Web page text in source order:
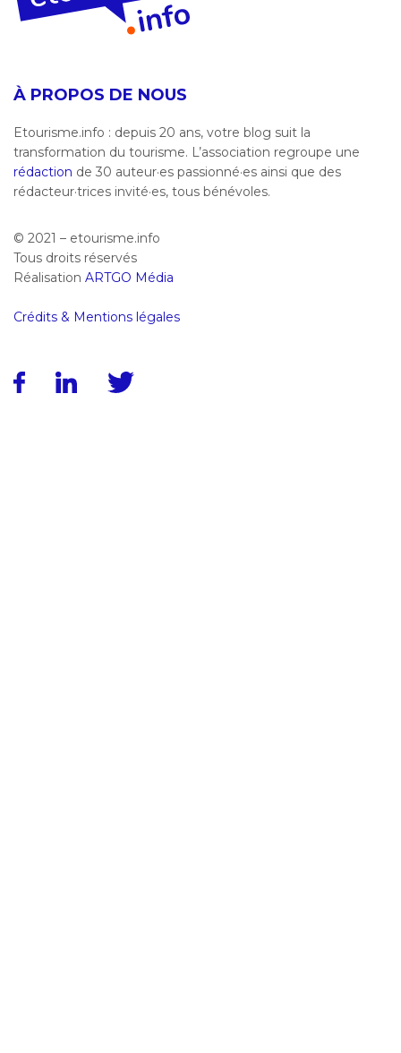
À PROPOS DE NOUS
Etourisme.info : depuis 20 ans, votre blog suit la
transformation du tourisme. L’association regroupe une
rédaction de 30 auteur·es passionné·es ainsi que des
rédacteur·trices invité·es, tous bénévoles.
© 2021 – etourisme.info
Tous droits réservés
Réalisation ARTGO Média
Crédits & Mentions légales